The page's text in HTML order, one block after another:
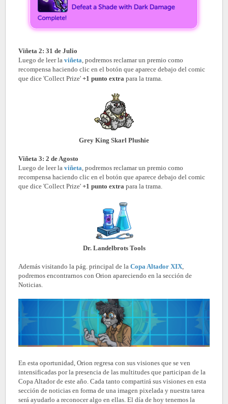
Viñeta 2: 31 de Julio
Luego de leer la viñeta , podremos reclamar un premio como
recompensa haciendo clic en el botón que aparece debajo del comic
que dice 'Collect Prize' +1 punto extra para la trama.
Grey King Skarl Plushie
Viñeta 3: 2 de Agosto
Luego de leer la viñeta , podremos reclamar un premio como
recompensa haciendo clic en el botón que aparece debajo del comic
que dice 'Collect Prize' +1 punto extra para la trama.
Dr. Landelbrots Tools
Además visitando la pág. principal de la Copa Altador XIX
podremos encontrarnos con Orion apareciendo en la sección de
Noticias.
En esta oportunidad, Orion regresa con sus visiones que se ven
intensificadas por la presencia de las multitudes que participan de la
Copa Altador de este año. Cada tanto compartirá sus visiones en esta
sección de noticias en forma de una imagen pixelada y nuestra tarea
será ayudarlo a reconocer algo en ellas. El día de hoy tenemos la